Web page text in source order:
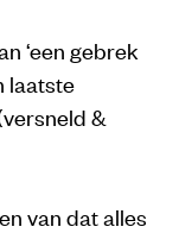
‘een gebrek
laatste
&
van dat alles